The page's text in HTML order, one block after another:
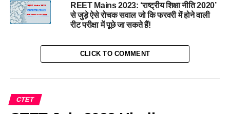
REET Mains 2023: ‘राष्ट्रीय शिक्षा नीति 2020’
से जुड़े ऐसे रोचक सवाल जो कि फरवरी में होने वाली
रीट परीक्षा में पूछे जा सकते हैं!
CLICK TO COMMENT
CTET